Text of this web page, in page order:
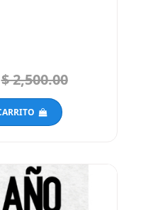
$ 2,500.00